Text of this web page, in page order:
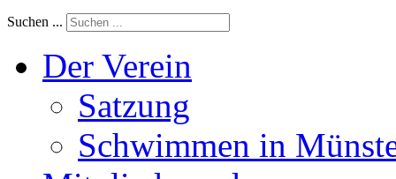
Suchen ...
Der Verein
Satzung
Schwimmen in